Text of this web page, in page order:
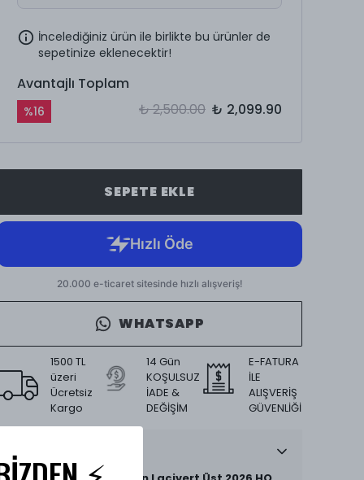
İncelediğiniz ürün ile birlikte bu ürünler de
sepetinize eklenecektir!
Avantajlı Toplam
%16 ₺ 2,500.00 ₺ 2,099.90
SEPETE EKLE
WHATSAPP
1500 TL
üzeri
Ücretsiz
Kargo
14 Gün
KOŞULSUZ
İADE &
DEĞİŞİM
E-FATURA
İLE
ALIŞVERİŞ
GÜVENLİĞİ
Ürün Açıklaması